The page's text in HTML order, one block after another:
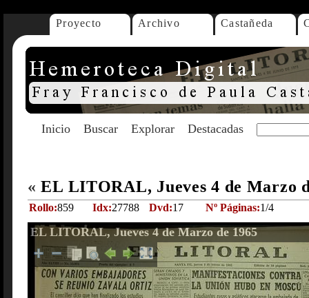
Proyecto Archivo Castañeda
Inicio Buscar Explorar Destacadas
« EL LITORAL, Jueves 4 de Marzo
Rollo:859 Idx:27788 Dvd:17 Nº Páginas:1/4
EL LITORAL, Jueves 4 de Marzo de 1965